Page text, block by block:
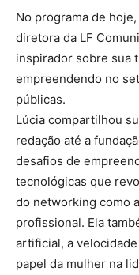
No programa de
diretora da LF
inspirador sobre sua
empreendendo no
públicas.
Lúcia compartilhou
redação até a
desafios de
tecnológicas que
do networking como
profissional. Ela
artificial, a
papel da mulher na